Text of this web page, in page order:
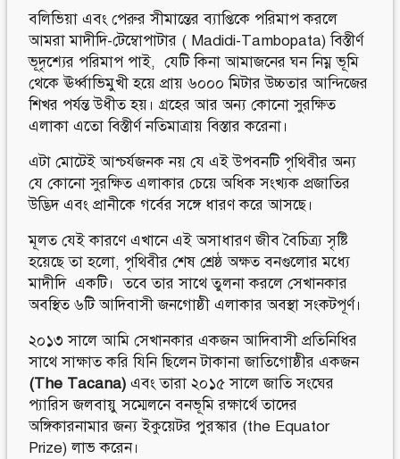
বলিভিয়া এবং পেরুর সীমান্তের ব্যাপ্তিকে পরিমাপ করলে
আমরা মাদীদি-টেম্বোপাটার ( Madidi-Tambopata) বিস্তীর্ণ
ভূদৃশ্যের পরিমাপ পাই, যেটি কিনা আমাজনের ঘন নিম্ন ভূমি
থেকে ঊর্ধ্বাভিমুখী হয়ে প্রায় ৬০০০ মিটার উচ্চতার আন্দিজের
শিখর পর্যন্ত উধীত হয়। গ্রহের আর অন্য কোনো সুরক্ষিত
এলাকা এতো বিস্তীর্ণ নতিমাত্রায় বিস্তার করেনা।
এটা মোটেই আশ্চর্যজনক নয় যে এই উপবনটি পৃথিবীর অন্য
যে কোনো সুরক্ষিত এলাকার চেয়ে অধিক সংখ্যক প্রজাতির
উদ্ভিদ এবং প্রানীকে গর্বের সঙ্গে ধারণ করে আসছে।
মূলত যেই কারণে এখানে এই অসাধারণ জীব বৈচিত্র্য সৃষ্টি
হয়েছে তা হলো, পৃথিবীর শেষ শ্রেষ্ঠ অক্ষত বনগুলোর মধ্যে
মাদীদি একটি। তবে তার সাথে তুলনা করলে সেখানকার
অবস্থিত ৬টি আদিবাসী জনগোষ্ঠী এলাকার অবস্থা সংকটপূর্ণ।
২০১৩ সালে আমি সেখানকার একজন আদিবাসী প্রতিনিধির
সাথে সাক্ষাত করি যিনি ছিলেন টাকানা জাতিগোষ্ঠীর একজন
(The Tacana) এবং তারা ২০১৫ সালে জাতি সংঘের
প্যারিস জলবায়ু সম্মেলনে বনভূমি রক্ষার্থে তাদের
অঙ্গিকারনামার জন্য ইকুয়েটর পুরস্কার (the Equator
Prize) লাভ করেন।